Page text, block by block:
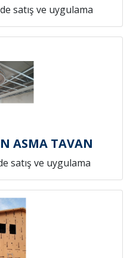
satış ve uygulama
ASMA TAVAN
satış ve uygulama